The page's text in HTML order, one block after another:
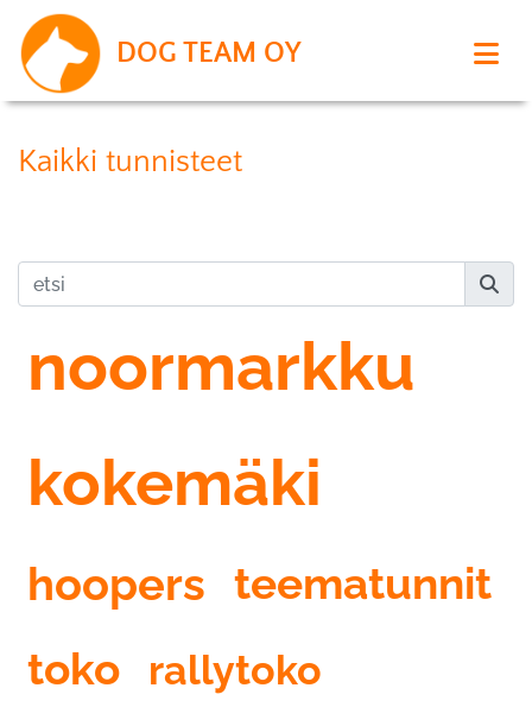
DOG TEAM OY
Kaikki tunnisteet
noormarkku
kokemäki
hoopers teematunnit
toko
rallytoko